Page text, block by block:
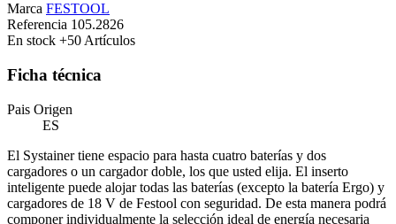
Marca FESTOOL
Referencia 105.2826
En stock +50 Artículos
Ficha técnica
Pais Origen
ES
El Systainer tiene espacio para hasta cuatro baterías y dos
cargadores o un cargador doble, los que usted elija. El inserto
inteligente puede alojar todas las baterías (excepto la batería Ergo) y
cargadores de 18 V de Festool con seguridad. De esta manera podrá
componer individualmente la selección ideal de energía necesaria